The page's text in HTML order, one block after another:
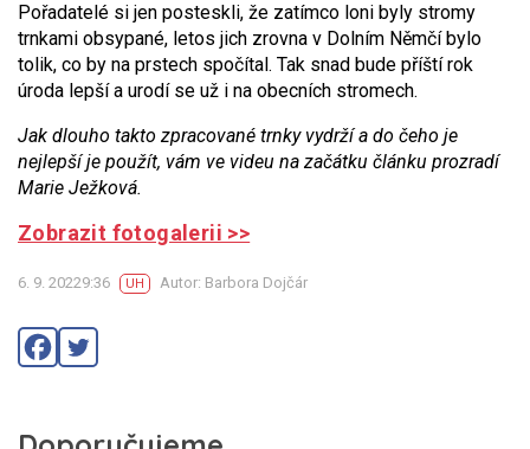
Pořadatelé si jen posteskli, že zatímco loni byly stromy
trnkami obsypané, letos jich zrovna v Dolním Němčí bylo
tolik, co by na prstech spočítal. Tak snad bude příští rok
úroda lepší a urodí se už i na obecních stromech.
Jak dlouho takto zpracované trnky vydrží a do čeho je
nejlepší je použít, vám ve videu na začátku článku prozradí
Marie Ježková.
Zobrazit fotogalerii >>
6. 9. 20229:36 UH Autor: Barbora Dojčár